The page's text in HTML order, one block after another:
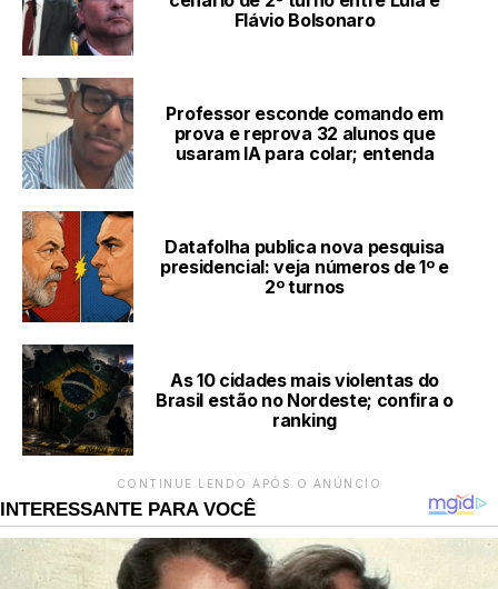
Flávio Bolsonaro
Professor esconde comando em
prova e reprova 32 alunos que
usaram IA para colar; entenda
Datafolha publica nova pesquisa
presidencial: veja números de 1º e
2º turnos
As 10 cidades mais violentas do
Brasil estão no Nordeste; confira o
ranking
CONTINUE LENDO APÓS O ANÚNCIO
INTERESSANTE PARA VOCÊ